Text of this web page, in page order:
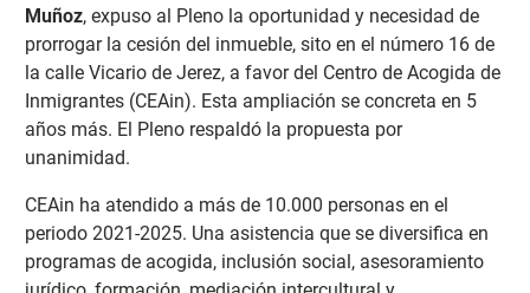
Muñoz, expuso al Pleno la oportunidad y necesidad de
prorrogar la cesión del inmueble, sito en el número 16 de
la calle Vicario de Jerez, a favor del Centro de Acogida de
Inmigrantes (CEAin). Esta ampliación se concreta en 5
años más. El Pleno respaldó la propuesta por
unanimidad.
CEAin ha atendido a más de 10.000 personas en el
periodo 2021-2025. Una asistencia que se diversifica en
programas de acogida, inclusión social, asesoramiento